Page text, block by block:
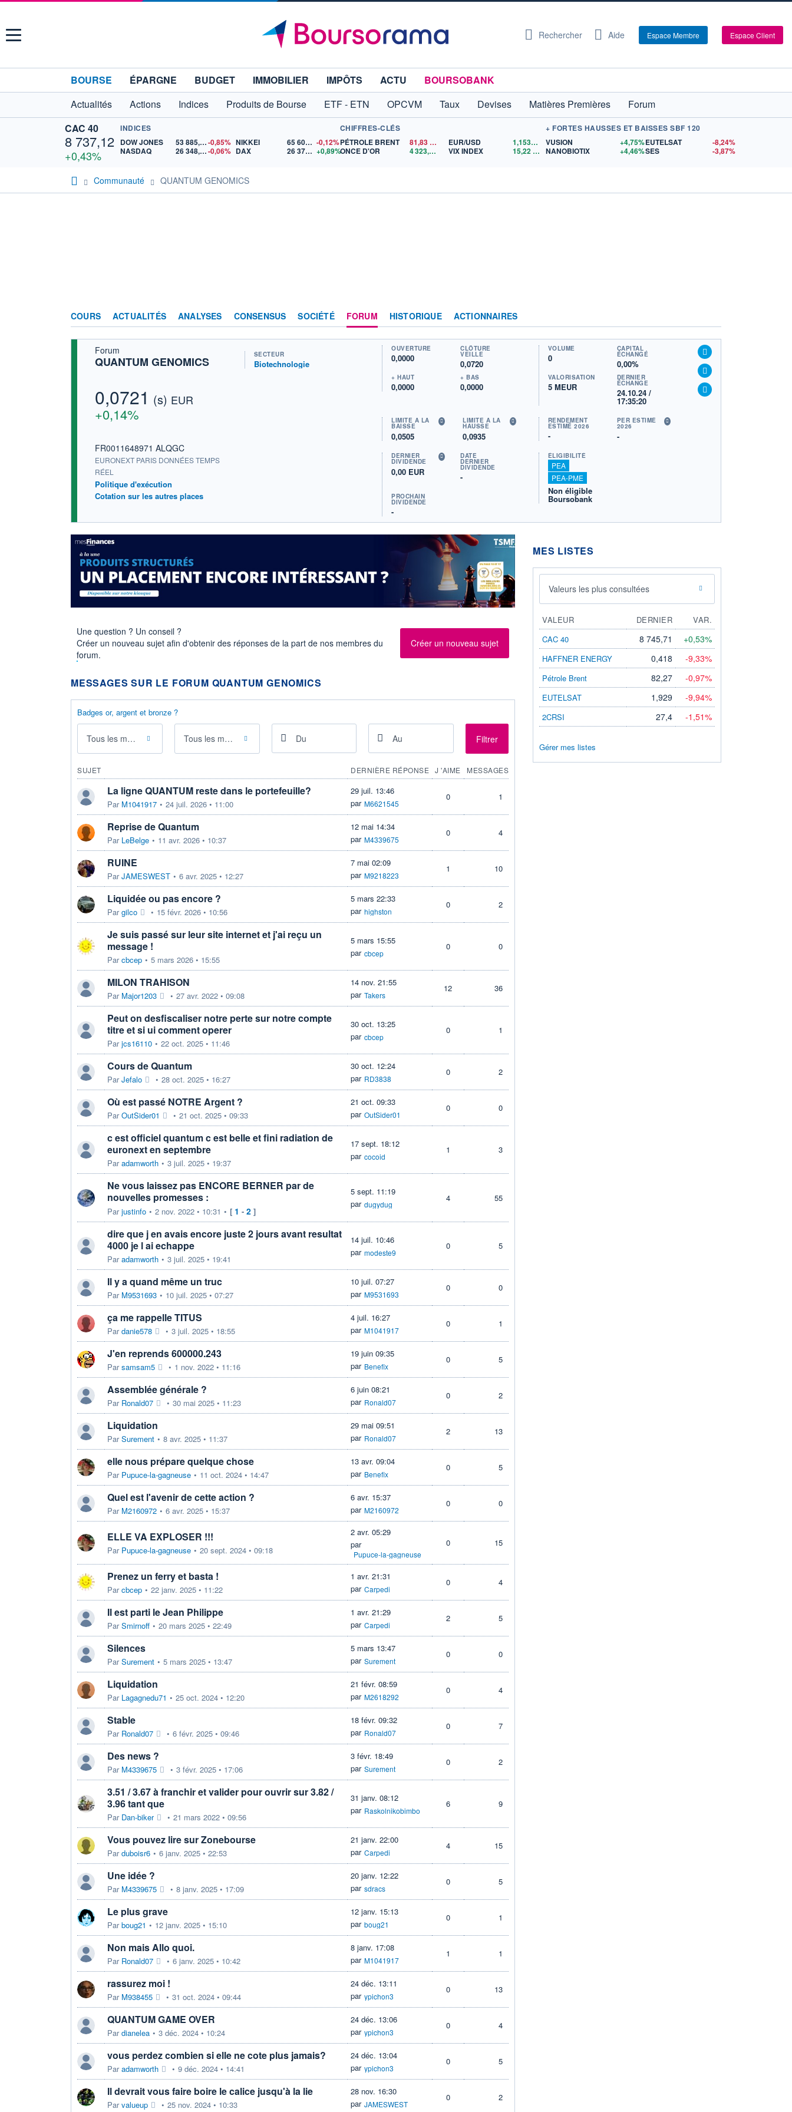
Menu Rechercher Aide Espace Membre Espace Client
BOURSE ÉPARGNE BUDGET IMMOBILIER IMPÔTS ACTU
BOURSOBANK
Actualités
Actions Indices Produits de Bourse ETF - ETN OPCVM Taux Devises Matières Premières
Forum
CAC 40
8 737,12
+0,43%
INDICES
DOW JONES
53 885,10-0,85%
NASDAQ
26 348,35-0,06%
NIKKEI 65 606,71 -0,12%
DAX
26 374,02 +0,89%
CHIFFRES-CLÉS
PÉTROLE BRENT
81,83
ONCE D'OR
4 323,06 $US
EUR/USD 1,1530$US
VIX INDEX
15,22$US
+ FORTES HAUSSES ET BAISSES SBF 120
VUSION
+4,75%
NANOBIOTIX
+4,46%
EUTELSAT
-8,24%
SES
-3,87%
Communauté QUANTUM GENOMICS
COURS ACTUALITÉS ANALYSES CONSENSUS SOCIÉTÉ FORUM HISTORIQUE ACTIONNAIRES
Forum
QUANTUM GENOMICS
0,0721 (s) EUR
+0,14%
FR0011648971 ALQGC
EURONEXT PARIS DONNÉES TEMPS
RÉEL
Politique d'exécution
Cotation sur les autres places
SECTEUR
Biotechnologie
OUVERTURE
0,0000
CLÔTURE
VEILLE
0,0720
+ HAUT
0,0000
+ BAS
0,0000
VOLUME
0
CAPITAL
ÉCHANGÉ
0,00%
VALORISATION
5 MEUR
DERNIER
ÉCHANGE
24.10.24 /
17:35:20
LIMITE À LA
BAISSE
0,0505
LIMITE À LA
HAUSSE
0,0935
RENDEMENT
ESTIMÉ 2026
-
PER ESTIMÉ
2026
-
DERNIER
DIVIDENDE
0,00 EUR
DATE
DERNIER
DIVIDENDE
-
PROCHAIN
DIVIDENDE
-
ÉLIGIBILITÉ
PEA
PEA-PME
Non éligible
Boursobank
Une question ? Un conseil ?
Créer un nouveau sujet afin d'obtenir des réponses de la part de nos membres du
forum.
Créer un nouveau sujet
MESSAGES SUR LE FORUM QUANTUM GENOMICS
Badges or, argent et bronze ?
Tous les messages Tous les membres Filtrer
SUJET DERNIÈRE RÉPONSE J 'AIME MESSAGES
La ligne QUANTUM reste dans le portefeuille?
Par M1041917 • 24 juil. 2026 • 11:00
29 juil. 13:46
par M6621545
0 1
Reprise de Quantum
Par LeBelge • 11 avr. 2026 • 10:37
12 mai 14:34
par M4339675
0 4
RUINE
ParJAMESWEST • 6 avr. 2025 • 12:27
7 mai 02:09
par M9218223
1 10
Liquidée ou pas encore ?
Pargilco • 15 févr. 2026 • 10:56
5 mars 22:33
par highston
0 2
Je suis passé sur leur site internet et j'ai reçu un
message !
Parcbcep • 5 mars 2026 • 15:55
5 mars 15:55
par cbcep
0 0
MILON TRAHISON
Par Major1203 • 27 avr. 2022 • 09:08
14 nov. 21:55
par Takers
12 36
Peut on desfiscaliser notre perte sur notre compte
titre et si ui comment operer
Parjcs16110 • 22 oct. 2025 • 11:46
30 oct. 13:25
par cbcep
0 1
Cours de Quantum
ParJefalo • 28 oct. 2025 • 16:27
30 oct. 12:24
par RD3838
0 2
Où est passé NOTRE Argent ?
ParOutSider01 • 21 oct. 2025 • 09:33
21 oct. 09:33
par OutSider01
0 0
c est officiel quantum c est belle et fini radiation de
euronext en septembre
Paradamworth • 3 juil. 2025 • 19:37
17 sept. 18:12
par cocoid
1 3
Ne vous laissez pas ENCORE BERNER par de
nouvelles promesses :
Parjustinfo • 2 nov. 2022 • 10:31 • [ 1 - 2 ]
5 sept. 11:19
par dugydug
4 55
dire que j en avais encore juste 2 jours avant resultat
4000 je l ai echappe
Paradamworth • 3 juil. 2025 • 19:41
14 juil. 10:46
par modeste9
0 5
Il y a quand même un truc
Par M9531693 • 10 juil. 2025 • 07:27
10 juil. 07:27
par M9531693
0 0
ça me rappelle TITUS
Pardanie578 • 3 juil. 2025 • 18:55
4 juil. 16:27
par M1041917
0 1
J'en reprends 600000.243
Parsamsam5 • 1 nov. 2022 • 11:16
19 juin 09:35
par Benefix
0 5
Assemblée générale ?
Par Ronald07 • 30 mai 2025 • 11:23
6 juin 08:21
par Ronald07
0 2
Liquidation
ParSurement • 8 avr. 2025 • 11:37
29 mai 09:51
par Ronald07
2 13
elle nous prépare quelque chose
Par Pupuce-la-gagneuse • 11 oct. 2024 • 14:47
13 avr. 09:04
par Benefix
0 5
Quel est l'avenir de cette action ?
Par M2160972 • 6 avr. 2025 • 15:37
6 avr. 15:37
par M2160972
0 0
ELLE VA EXPLOSER !!!
Par Pupuce-la-gagneuse • 20 sept. 2024 • 09:18
2 avr. 05:29
par
Pupuce-la-gagneuse
0 15
Prenez un ferry et basta !
Parcbcep • 22 janv. 2025 • 11:22
1 avr. 21:31
par Carpedi
0 4
Il est parti le Jean Philippe
ParSmirnoff • 20 mars 2025 • 22:49
1 avr. 21:29
par Carpedi
2 5
Silences
ParSurement • 5 mars 2025 • 13:47
5 mars 13:47
par Surement
0 0
Liquidation
Par Lagagnedu71 • 25 oct. 2024 • 12:20
21 févr. 08:59
par M2618292
0 4
Stable
Par Ronald07 • 6 févr. 2025 • 09:46
18 févr. 09:32
par Ronald07
0 7
Des news ?
Par M4339675 • 3 févr. 2025 • 17:06
3 févr. 18:49
par Surement
0 2
3.51 / 3.67 à franchir et valider pour ouvrir sur 3.82 /
3.96 tant que
Par Dan-biker • 21 mars 2022 • 09:56
31 janv. 08:12
par Raskolnikobimbo
6 9
Vous pouvez lire sur Zonebourse
Parduboisr6 • 6 janv. 2025 • 22:53
21 janv. 22:00
par Carpedi
4 15
Une idée ?
Par M4339675 • 8 janv. 2025 • 17:09
20 janv. 12:22
par sdracs
0 5
Le plus grave
Parboug21 • 12 janv. 2025 • 15:10
12 janv. 15:13
par boug21
0 1
Non mais Allo quoi.
Par Ronald07 • 6 janv. 2025 • 10:42
8 janv. 17:08
par M1041917
1 1
rassurez moi !
Par M938455 • 31 oct. 2024 • 09:44
24 déc. 13:11
par ypichon3
0 13
QUANTUM GAME OVER
Pardianelea • 3 déc. 2024 • 10:24
24 déc. 13:06
par ypichon3
0 4
vous perdez combien si elle ne cote plus jamais?
Paradamworth • 9 déc. 2024 • 14:41
24 déc. 13:04
par ypichon3
0 5
Il devrait vous faire boire le calice jusqu'à la lie
Parvalueup • 25 nov. 2024 • 10:33
28 nov. 16:30
par JAMESWEST
0 2
MES LISTES
Valeurs les plus consultées
VALEUR DERNIER
VAR.
CAC 40
8 745,71 +0,53%
HAFFNER ENERGY 0,418 -9,33%
Pétrole Brent 82,27 -0,97%
EUTELSAT 1,929 -9,94%
2CRSI 27,4 -1,51%
Gérer mes listes